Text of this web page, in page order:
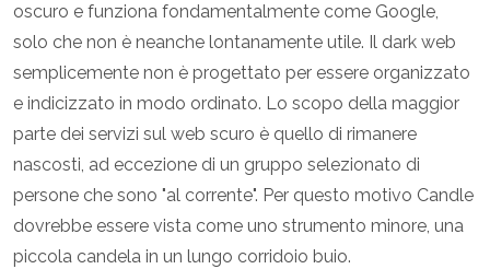
oscuro e funziona fondamentalmente come Google,
solo che non è neanche lontanamente utile. Il dark web
semplicemente non è progettato per essere organizzato
e indicizzato in modo ordinato. Lo scopo della maggior
parte dei servizi sul web scuro è quello di rimanere
nascosti, ad eccezione di un gruppo selezionato di
persone che sono "al corrente". Per questo motivo Candle
dovrebbe essere vista come uno strumento minore, una
piccola candela in un lungo corridoio buio.